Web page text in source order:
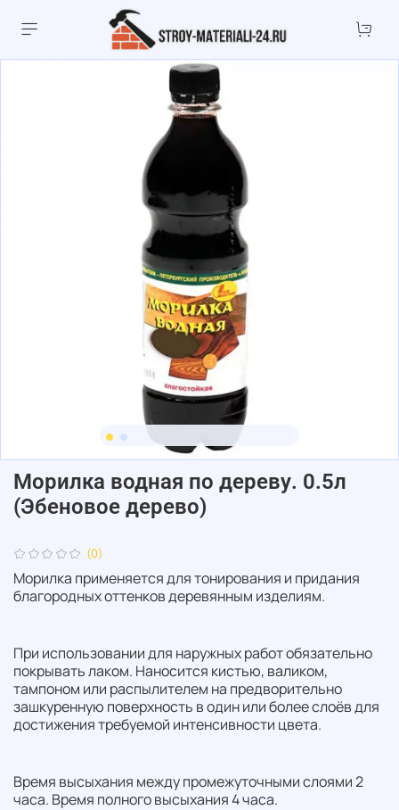
(0)
Морилка водная по дереву. 0.5л
(Эбеновое дерево)
Морилка применяется для тонирования и придания
благородных оттенков деревянным изделиям.
При использовании для наружных работ обязательно
покрывать лаком. Наносится кистью, валиком,
тампоном или распылителем на предворительно
зашкуренную поверхность в один или более слоёв для
достижения требуемой интенсивности цвета.
Время высыхания между промежуточными слоями 2
часа. Время полного высыхания 4 часа.